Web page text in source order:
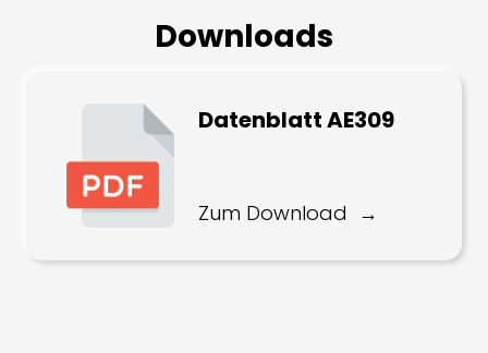
Downloads
Datenblatt AE309
Zum Download